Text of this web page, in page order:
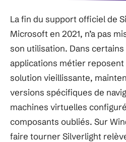
La fin du support officiel de
Microsoft en 2021, n’a pas
son utilisation. Dans
applications métier
solution vieillissante,
versions spécifiques de
machines virtuelles
composants oubliés. Sur
faire tourner Silverlight